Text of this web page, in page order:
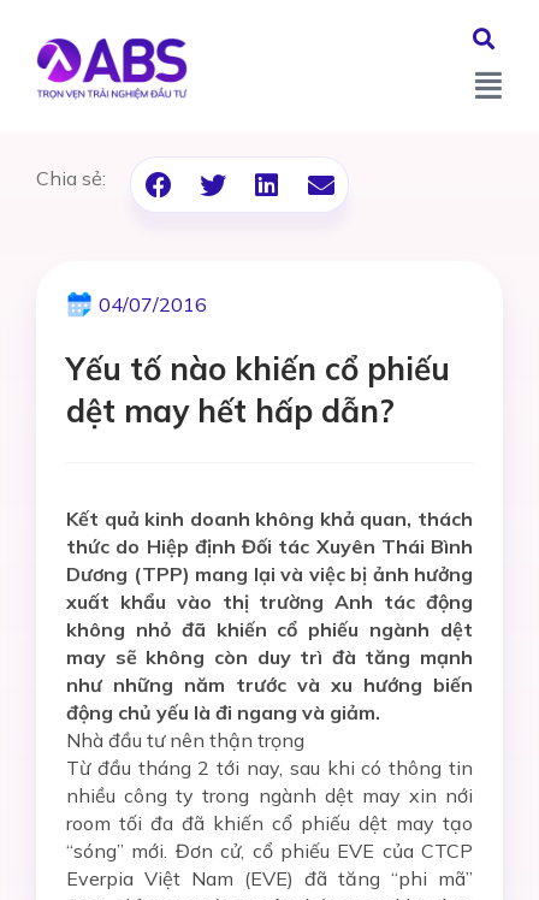
Chia sẻ:
04/07/2016
Yếu tố nào khiến cổ phiếu
dệt may hết hấp dẫn?
Kết quả kinh doanh không khả quan, thách
thức do Hiệp định Đối tác Xuyên Thái Bình
Dương (TPP) mang lại và việc bị ảnh hưởng
xuất khẩu vào thị trường Anh tác động
không nhỏ đã khiến cổ phiếu ngành dệt
may sẽ không còn duy trì đà tăng mạnh
như những năm trước và xu hướng biến
động chủ yếu là đi ngang và giảm.
Nhà đầu tư nên thận trọng
Từ đầu tháng 2 tới nay, sau khi có thông tin
nhiều công ty trong ngành dệt may xin nới
room tối đa đã khiến cổ phiếu dệt may tạo
“sóng” mới. Đơn cử, cổ phiếu EVE của CTCP
Everpia Việt Nam (EVE) đã tăng “phi mã”